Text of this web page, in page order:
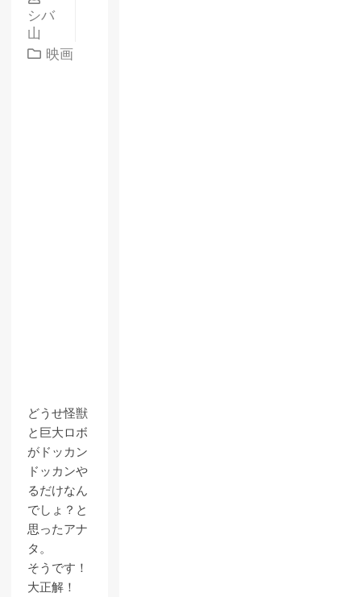
シバ
山
映画
どうせ怪獣
と巨大ロボ
がドッカン
ドッカンや
るだけなん
でしょ？と
思ったアナ
タ。
そうです！
大正解！